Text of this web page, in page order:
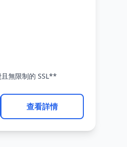
無限制的 SSL**
查看詳情